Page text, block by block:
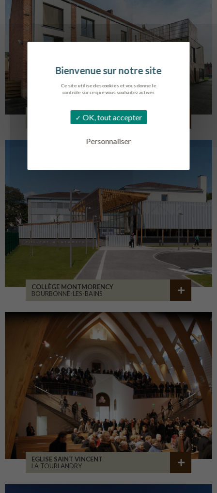
Ce site utilise des cookies et vous donne le
contrôle sur ce que vous souhaitez activer.
OK, tout accepter
Personnaliser
LOG. JEUNES TRAVAILLEURS
COLLÈGE MONTMORENCY
BOURBONNE-LES-BAINS
EGLISE SAINT VINCENT
LA TOURLANDRY